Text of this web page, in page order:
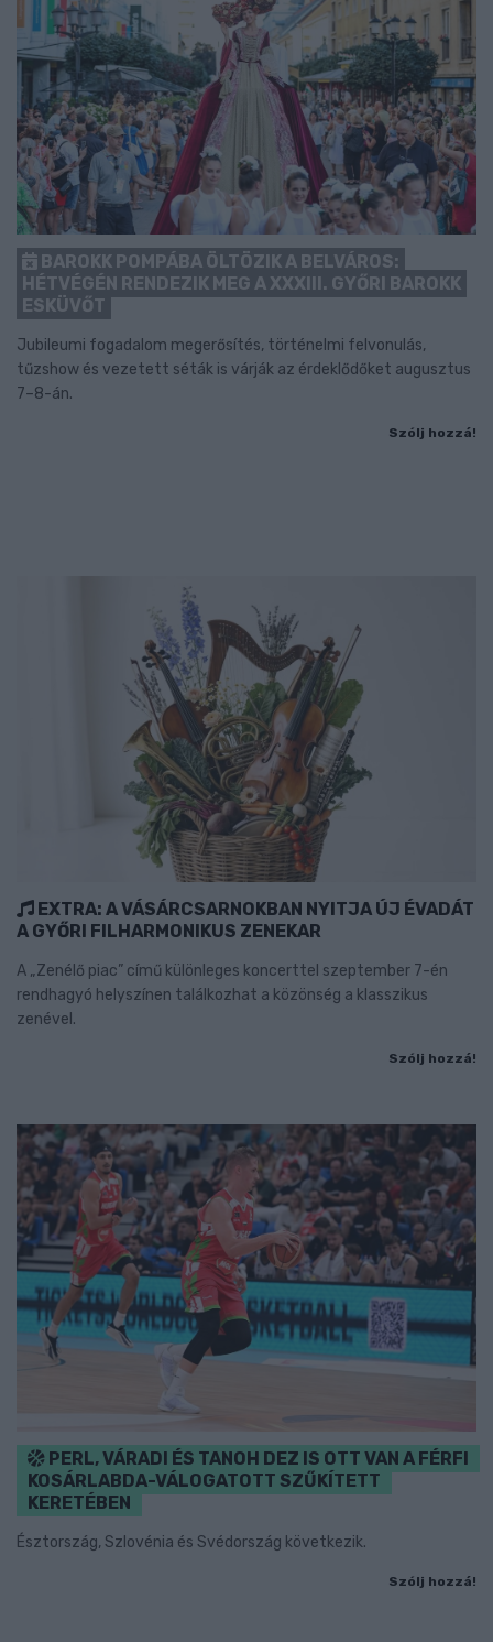
BAROKK POMPÁBA ÖLTÖZIK A BELVÁROS:
HÉTVÉGÉN RENDEZIK MEG A XXXIII. GYŐRI BAROKK
ESKÜVŐT
Jubileumi fogadalom megerősítés, történelmi felvonulás,
tűzshow és vezetett séták is várják az érdeklődőket augusztus
7–8-án.
Szólj hozzá!
EXTRA: A VÁSÁRCSARNOKBAN NYITJA ÚJ ÉVADÁT
A GYŐRI FILHARMONIKUS ZENEKAR
A „Zenélő piac” című különleges koncerttel szeptember 7-én
rendhagyó helyszínen találkozhat a közönség a klasszikus
zenével.
Szólj hozzá!
PERL, VÁRADI ÉS TANOH DEZ IS OTT VAN A FÉRFI
KOSÁRLABDA-VÁLOGATOTT SZŰKÍTETT
KERETÉBEN
Észtország, Szlovénia és Svédország következik.
Szólj hozzá!